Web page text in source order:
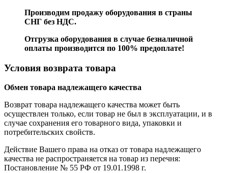
Производим продажу оборудования в страны
СНГ без НДС.
Отгрузка оборудования в случае безналичной
оплаты производится по 100% предоплате!
Условия возврата товара
Обмен товара надлежащего качества
Возврат товара надлежащего качества может быть
осуществлен только, если товар не был в эксплуатации, и в
случае сохранения его товарного вида, упаковки и
потребительских свойств.
Действие Вашего права на отказ от товара надлежащего
качества не распространяется на товар из перечня:
Постановление № 55 РФ от 19.01.1998 г.